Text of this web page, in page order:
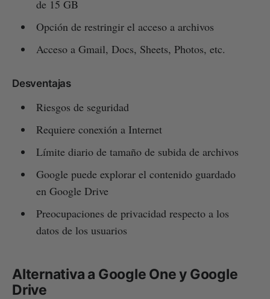
de 15 GB
Opción de restringir el acceso a archivos
Acceso a Gmail, Docs, Sheets, Photos, etc.
Desventajas
Riesgos de seguridad
Requiere conexión a Internet
Límite diario de tamaño de subida de archivos
Google puede explorar el contenido guardado
en Google Drive
Preocupaciones de privacidad respecto a los
datos de los usuarios
Alternativa a Google One y Google
Drive